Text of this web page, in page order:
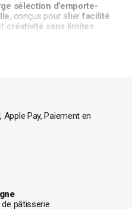
sélection d’emporte-
, conçus pour allier facilité
créativité sans limites.
sans effort. Que
confirmé, cet accessoire
avec une multitude de pâtes :
transforme chaque
Apple Pay, Paiement en
pâtisserie